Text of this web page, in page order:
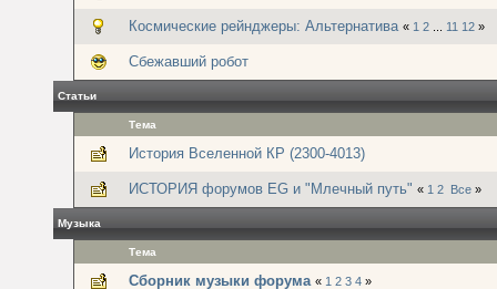
Космические рейнджеры: Альтернатива « 1 2 11 12 »
Сбежавший робот
Статьи
Тема
История Вселенной КР (2300-4013)
ИСТОРИЯ форумов EG и "Млечный путь" « 1 2 Все »
Музыка
Тема
Сборник музыки форума « 1 2 3 4 »